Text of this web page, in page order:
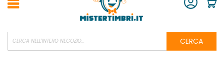
Account
CERCA